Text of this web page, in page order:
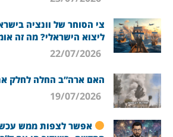
צי הסוחר של וונציה
ליצוא הישראלי? מה זה
האם ארה”ב החלה לחלק
אפשר לצפות ממש